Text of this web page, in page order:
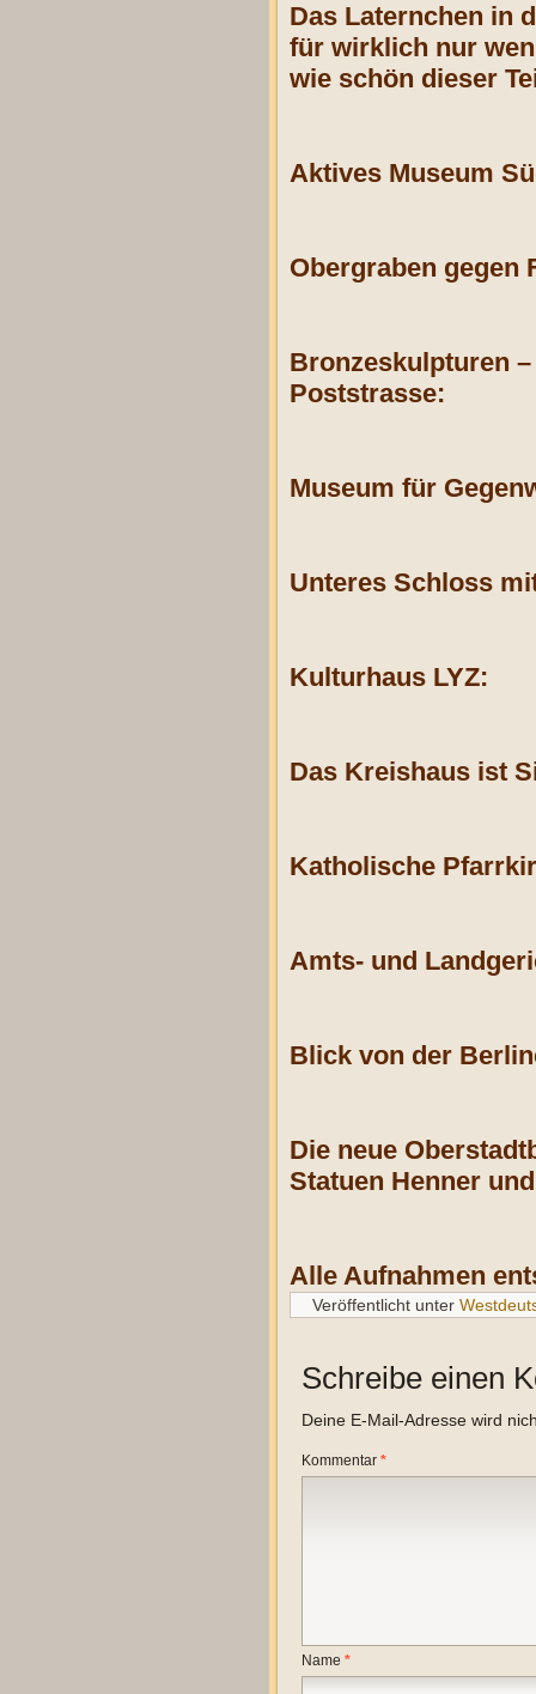
Das Laternchen in
für wirklich nur
wie schön dieser
Aktives Museum
Obergraben gegen
Bronzeskulpturen
Poststrasse:
Museum für
Unteres Schloss
Kulturhaus LYZ:
Das Kreishaus ist
Katholische
Amts- und
Blick von der
Die neue
Statuen Henner
Alle Aufnahmen
Veröffentlicht unter
Schreibe einen
Deine E-Mail-Adresse wird
Kommentar *
Name *